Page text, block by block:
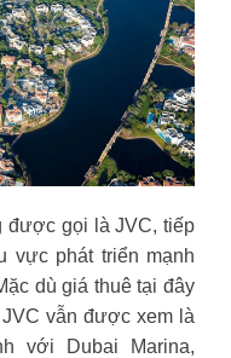
được gọi là JVC, tiếp
vực phát triển mạnh
dù giá thuê tại đây
vẫn được xem là
với Dubai Marina,